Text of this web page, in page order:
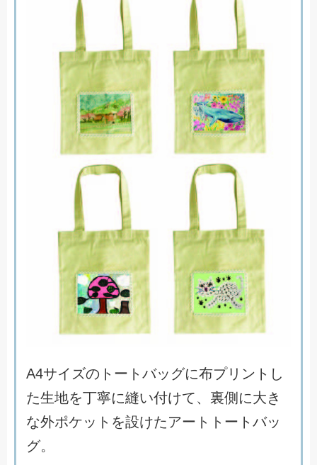
A4サイ ズの ト ー ト バッ グに布プリ ン ト し
た生地を丁寧に縫い付けて、 裏側 に大き
な外ポケッ ト を設けたアー ト ト ー ト バッ
グ。